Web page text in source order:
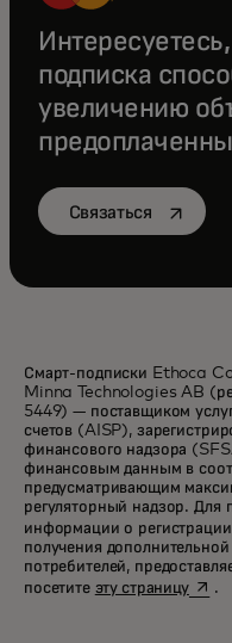
подписка
увеличению
Связатьсяopens in
Смарт-подписки Ethoca
Minna Technologies AB
5449) — поставщиком
счетов (AISP),
финансового надзора
финансовым данным в
предусматривающим
регуляторный надзор. Для
информации о
получения
потребителей,
посетите эту страницу .